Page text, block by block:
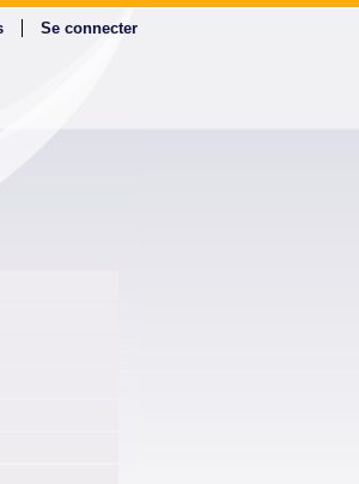
Se connecter